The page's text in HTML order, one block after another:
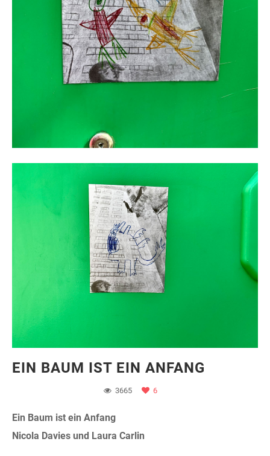
EIN BAUM IST EIN ANFANG
3665 6
Ein Baum ist ein Anfang
Nicola Davies und Laura Carlin